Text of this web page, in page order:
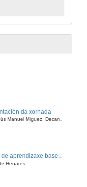
da xornada
Intervención de Jesús Manuel Míguez, Decano da Facultade de Bioloxía
Un novo modelo de aprendizaxe baseado en problemas
Henares